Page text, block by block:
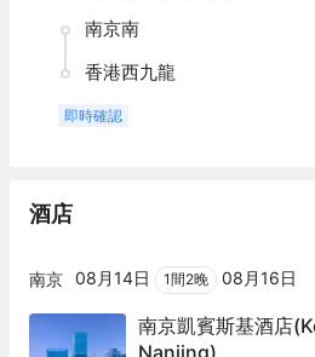
南京南
香港西九龍
即時確認
酒店
南京 08月14日 1間2晚 08月16日
南京凱賓斯基酒店
Nanjing)